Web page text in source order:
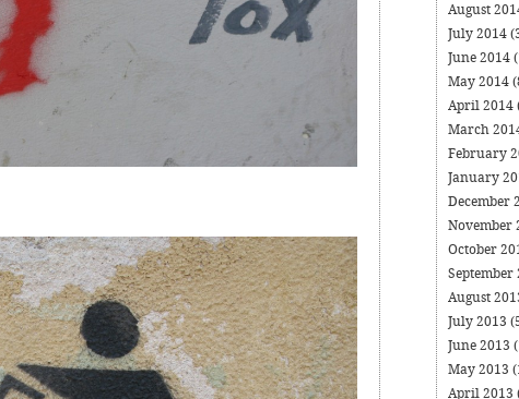
August
July 2014
June 2014
May 2014
April 2014
March
February
January
December
November
October
September
August
July 2013
June 2013
May 2013
April 2013